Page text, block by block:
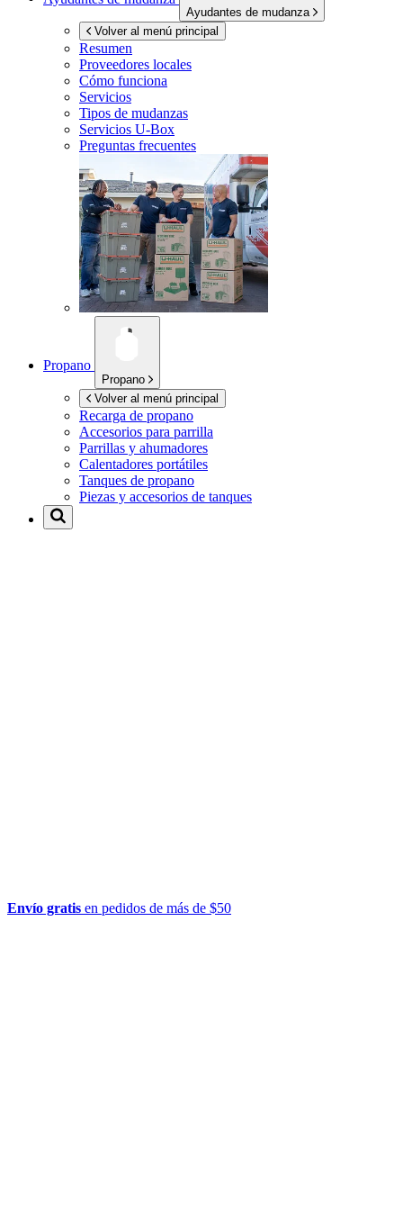
Ayudantes de mudanza
Volver al menú principal
Resumen
Proveedores locales
Cómo funciona
Servicios
Tipos de mudanzas
Servicios U-Box
Preguntas frecuentes
Propano
Propano
Volver al menú principal
Recarga de propano
Accesorios para parrilla
Parrillas y ahumadores
Calentadores portátiles
Tanques de propano
Piezas y accesorios de tanques
Envío gratis en pedidos de más de $50